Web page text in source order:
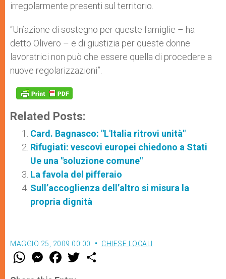
irregolarmente presenti sul territorio.
“Un’azione di sostegno per queste famiglie – ha
detto Olivero – e di giustizia per queste donne
lavoratrici non può che essere quella di procedere a
nuove regolarizzazioni”.
Related Posts:
Card. Bagnasco: "L'Italia ritrovi unità"
Rifugiati: vescovi europei chiedono a Stati
Ue una "soluzione comune"
La favola del pifferaio
Sull’accoglienza dell’altro si misura la
propria dignità
MAGGIO 25, 2009 00:00 CHIESE LOCALI
W M
e
F
a w